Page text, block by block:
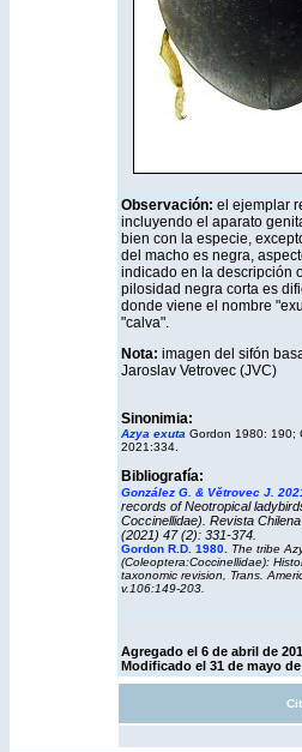
Observación: el ejemplar
incluyendo el aparato
bien con la especie,
del macho es negra,
indicado en la descripción
pilosidad negra corta es
donde viene el nombre
"calva".
Nota: imagen del sifón
Jaroslav Vetrovec (JVC)
Sinonimia:
Azya exuta Gordon 1980: 190;
2021:334.
Bibliografía:
González G. & Větrovec J.
records of Neotropical
Coccinellidae). Revista
(2021) 47 (2): 331-374.
Gordon R.D. 1980.
The tribe
(Coleoptera:Coccinellidae):
taxonomic revision, Trans.
v.106:149-203.
Agregado el 6 de abril de
Modificado el 31 de mayo de